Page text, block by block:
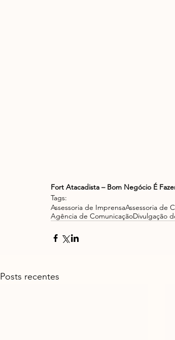
Fort Atacadista – Bom Negócio É
Tags:
Assessoria de ImprensaAssessoria de
Agência de ComunicaçãoDivulgação
Posts recentes